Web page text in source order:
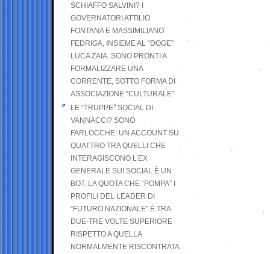
SCHIAFFO SALVINI? I
GOVERNATORI ATTILIO
FONTANA E MASSIMILIANO
FEDRIGA, INSIEME AL “DOGE”
LUCA ZAIA, SONO PRONTI A
FORMALIZZARE UNA
CORRENTE, SOTTO FORMA DI
ASSOCIAZIONE “CULTURALE”
LE “TRUPPE” SOCIAL DI
VANNACCI? SONO
FARLOCCHE: UN ACCOUNT SU
QUATTRO TRA QUELLI CHE
INTERAGISCONO L’EX
GENERALE SUI SOCIAL È UN
BOT. LA QUOTA CHE “POMPA” I
PROFILI DEL LEADER DI
“FUTURO NAZIONALE” È TRA
DUE-TRE VOLTE SUPERIORE
RISPETTO A QUELLA
NORMALMENTE RISCONTRATA